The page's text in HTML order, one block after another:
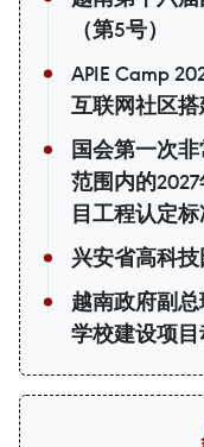
（第5号）
APIE Camp
互联网社区
国会第一次
范围内的
目工程认定
兴安省高科
越南政府副
学校建设项